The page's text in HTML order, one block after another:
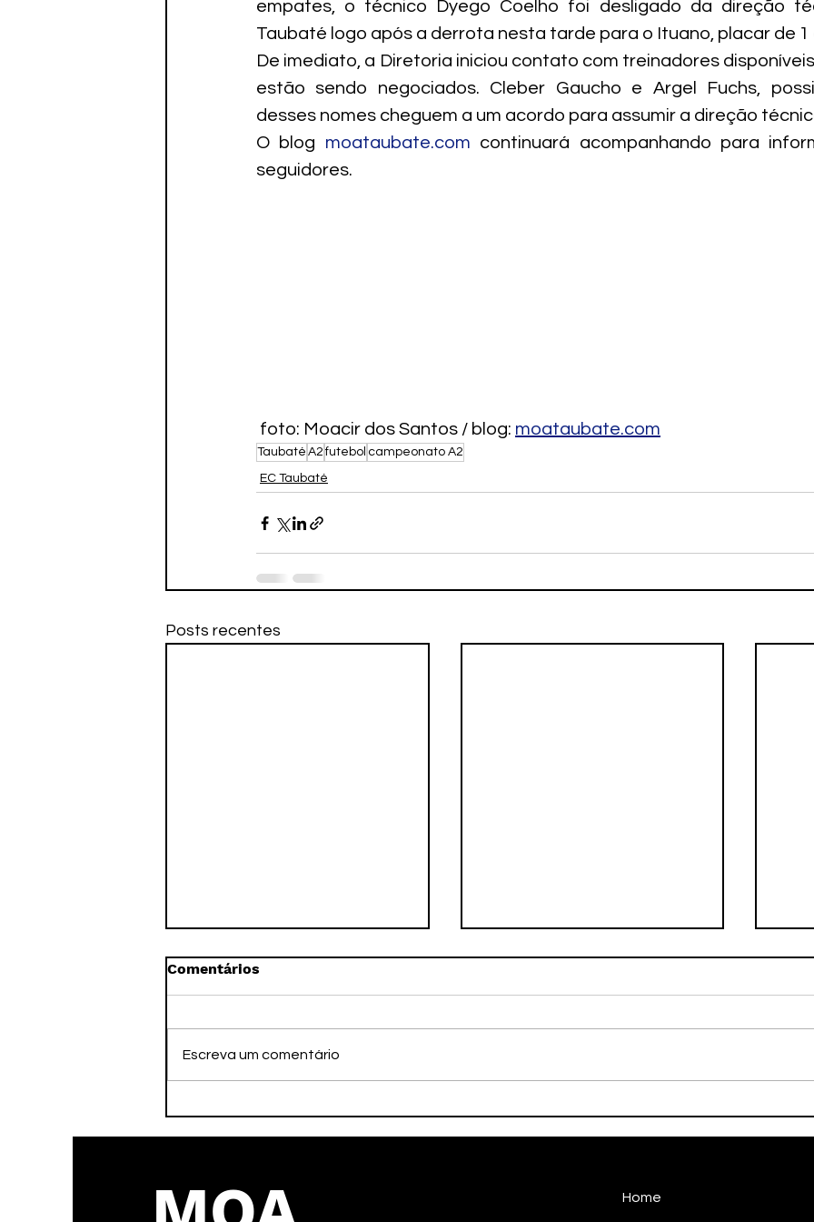
Paratletismoempates, o técnico Dyego Coelho foi desligado da direção
Taubaté logo após a derrota nesta tarde para o Ituano, placar de 1
De imediato, a Diretoria iniciou contato com treinadores
estão sendo negociados. Cleber Gaucho e Argel Fuchs,
desses nomes cheguem a um acordo para assumir a direção
O blog moataubate.com continuará acompanhando para
seguidores.
foto: Moacir dos Santos / blog: moataubate.com
Taubaté A2 futebol campeonato A2
EC Taubaté
Posts recentes
Comentários
Escreva um comentário
Home